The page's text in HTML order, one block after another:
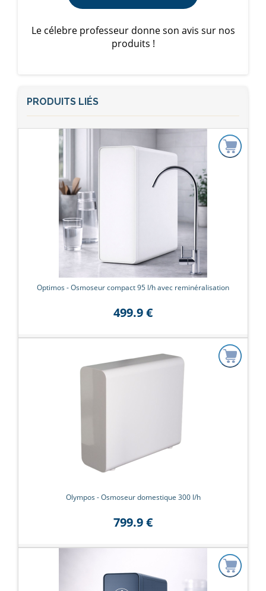
Le célebre professeur donne son avis sur nos
produits !
PRODUITS LIÉS
Optimos - Osmoseur compact 95 l/h avec reminéralisation
499.9 €
Olympos - Osmoseur domestique 300 l/h
799.9 €